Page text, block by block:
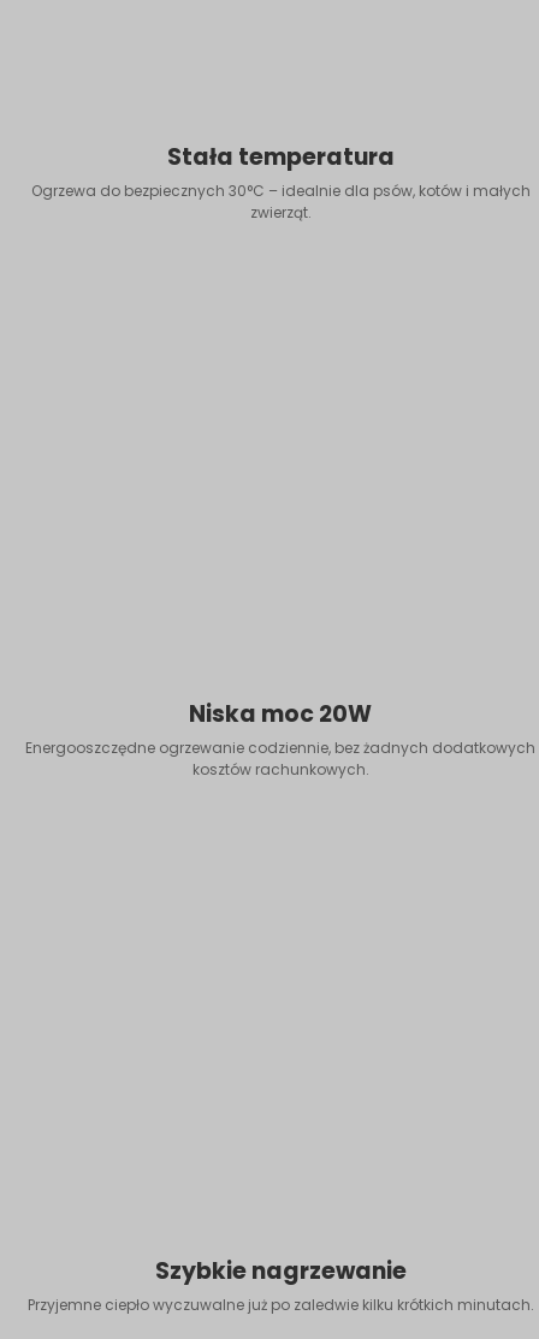
Stała temperatura
Ogrzewa do bezpiecznych 30°C – idealnie dla psów, kotów i małych
zwierząt.
Niska moc 20W
Energooszczędne ogrzewanie codziennie, bez żadnych dodatkowych
kosztów rachunkowych.
Szybkie nagrzewanie
Przyjemne ciepło wyczuwalne już po zaledwie kilku krótkich minutach.